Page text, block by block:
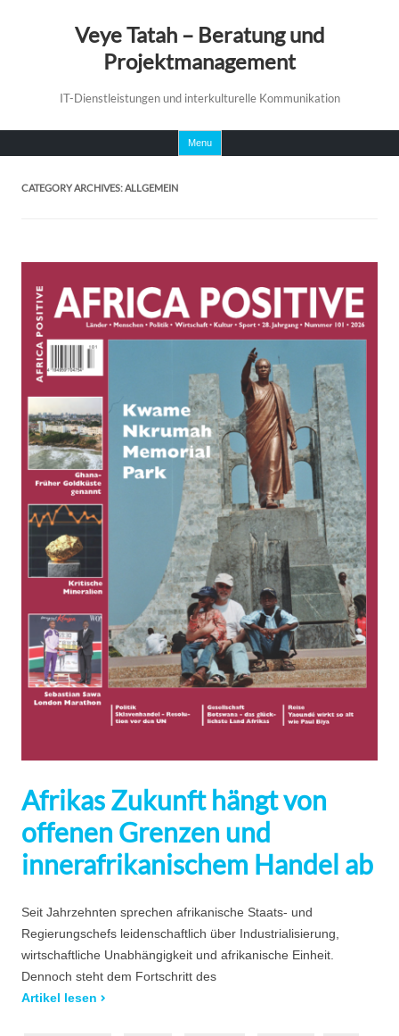
Veye Tatah – Beratung und
Projektmanagement
IT-Dienstleistungen und interkulturelle Kommunikation
Menu
CATEGORY ARCHIVES:ALLGEMEIN
Afrikas Zukunft hängt von
offenen Grenzen und
innerafrikanischem Handel ab
Seit Jahrzehnten sprechen afrikanische Staats- und
Regierungschefs leidenschaftlich über Industrialisierung,
wirtschaftliche Unabhängigkeit und afrikanische Einheit.
Dennoch steht dem Fortschritt des
Artikel lesen